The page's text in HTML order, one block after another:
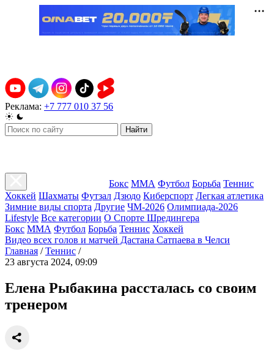
Реклама: +7 777 010 37 56
Найти
Бокс ММА Футбол Борьба Теннис
Хоккей Шахматы Футзал Дзюдо Киберспорт Легкая атлетика
Зимние виды спорта Другие ЧМ-2026 Олимпиада-2026
Lifestyle Все категории О Спорте Шредингера
Бокс ММА Футбол Борьба Теннис Хоккей
Видео всех голов и матчей Дастана Сатпаева в Челси
Главная / Теннис /
23 августа 2024, 09:09
Елена Рыбакина рассталась со своим
тренером